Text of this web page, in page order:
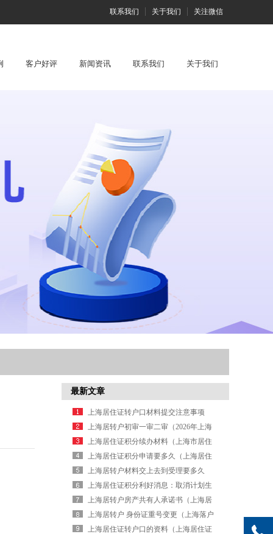
联系我们 关于我们 关注微信
客户好评 新闻资讯 联系我们 关于我们
最新文章
上海居住证转户口材料提交注意事项
（上海居住证转户口流程 一网通）
上海居转户初审一审二审（2026年上海
居转户初审通过等待复核要多久）
上海居住证积分续办材料（上海市居住
证积分续办）
上海居住证积分申请要多久（上海居住
证办理积分需要多久）
上海居转户材料交上去到受理要多久
（上海居转户提交资料多久能通过）
上海居住证积分利好消息：取消计划生
育限制（上海居住证积分 计划生育）
上海居转户房产共有人承诺书（上海居
转户公示以后的流程）
上海居转户 身份证重号变更（上海落户
改身份证号码）
上海居住证转户口的资料（上海居住证